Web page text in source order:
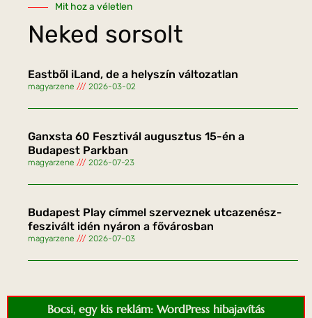
Mit hoz a véletlen
Neked sorsolt
Eastből iLand, de a helyszín változatlan
magyarzene 2026-03-02
Ganxsta 60 Fesztivál augusztus 15-én a
Budapest Parkban
magyarzene 2026-07-23
Budapest Play címmel szerveznek utcazenész-
feszivált idén nyáron a fővárosban
magyarzene 2026-07-03
Bocsi, egy kis reklám: WordPress hibajavítás